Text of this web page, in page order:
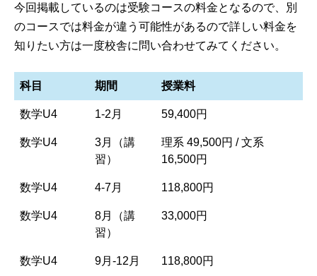
今回掲載しているのは受験コースの料金となるので、別
のコースでは料金が違う可能性があるので詳しい料金を
知りたい方は一度校舎に問い合わせてみてください。
科目 期間 授業料
数学U4 1-2月 59,400円
数学U4
3月（講
習）
理系 49,500円 / 文系
16,500円
数学U4 4-7月 118,800円
数学U4
8月（講
習）
33,000円
数学U4 9月-12月 118,800円